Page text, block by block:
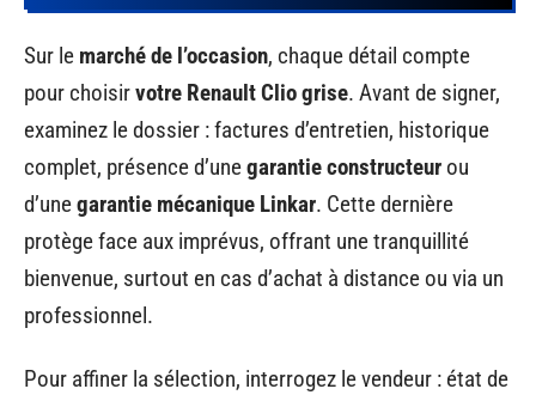
Sur le marché de l’occasion, chaque détail compte
pour choisirvotre Renault Clio grise. Avant de signer,
examinez le dossier : factures d’entretien, historique
complet, présence d’unegarantie constructeur ou
d’unegarantie mécanique Linkar. Cette dernière
protège face aux imprévus, offrant une tranquillité
bienvenue, surtout en cas d’achat à distance ou via un
professionnel.
Pour affiner la sélection, interrogez le vendeur : état de